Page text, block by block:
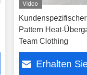
Video
Pattern Heat-
Team Clothing
Erhalten